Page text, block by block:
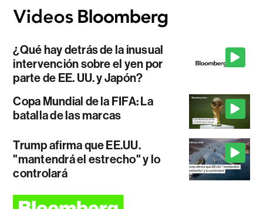
¿Qué hay detrás de la inusual
intervención sobre el yen por
parte de EE. UU. y Japón?
Copa Mundial de la FIFA: La
batalla de las marcas
Trump afirma que EE.UU.
"mantendrá el estrecho" y lo
controlará